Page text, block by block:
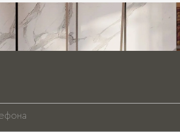
В результате к моменту финишной
заказ.
а также наличие свободного